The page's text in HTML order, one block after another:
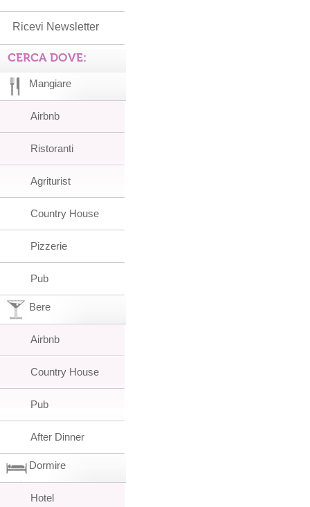
Ricevi Newsletter
CERCA DOVE:
Mangiare
Airbnb
Ristoranti
Agriturist
Country House
Pizzerie
Pub
Bere
Airbnb
Country House
Pub
After Dinner
Dormire
Hotel